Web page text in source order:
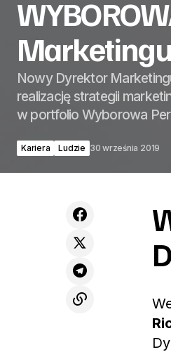
Marketingu
Nowy Dyrektor
realizację strategii
w portfolio Wyborowa
Kariera Ludzie 30 września 2019